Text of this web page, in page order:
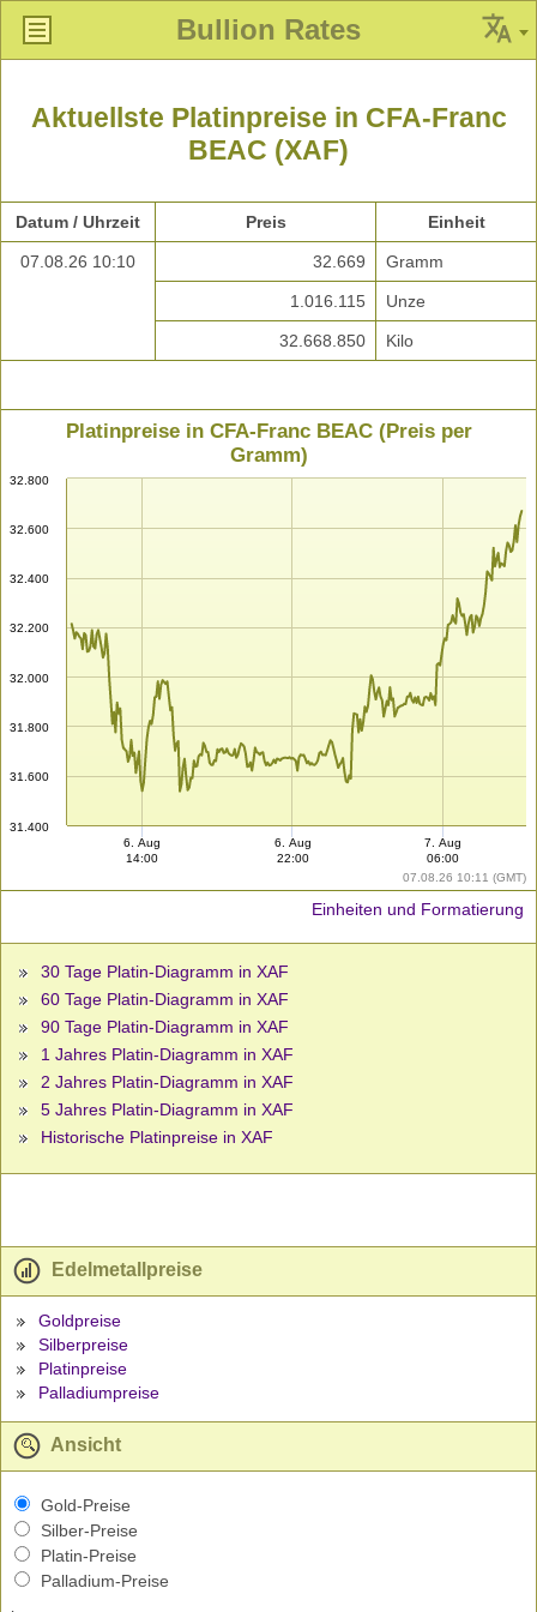
Bullion Rates
Aktuellste Platinpreise in CFA-Franc
BEAC (XAF)
Datum / Uhrzeit Preis Einheit
07.08.26 10:10 32.669 Gramm
1.016.115 Unze
32.668.850 Kilo
07.08.26 10:11 (GMT)
Platinpreise in CFA-Franc BEAC (Preis per
Gramm)
31.400
31.600
31.800
32.000
32.200
32.400
32.600
32.800
6. Aug
14:00
6. Aug
22:00
7. Aug
06:00
Einheiten und Formatierung
30 Tage Platin-Diagramm in XAF
60 Tage Platin-Diagramm in XAF
90 Tage Platin-Diagramm in XAF
1 Jahres Platin-Diagramm in XAF
2 Jahres Platin-Diagramm in XAF
5 Jahres Platin-Diagramm in XAF
Historische Platinpreise in XAF
Edelmetallpreise
Goldpreise
Silberpreise
Platinpreise
Palladiumpreise
Ansicht
Gold-Preise
Silber-Preise
Platin-Preise
Palladium-Preise